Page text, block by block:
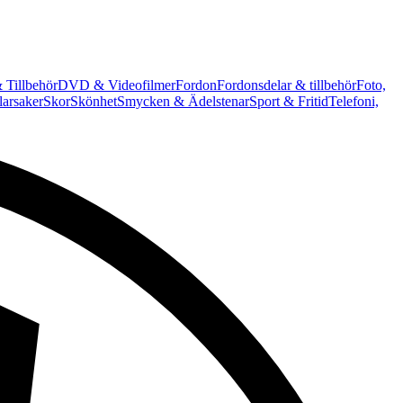
TillbehörDVD & VideofilmerFordonFordonsdelar & tillbehörFoto,
SkorSkönhetSmycken & ÄdelstenarSport & FritidTelefoni,